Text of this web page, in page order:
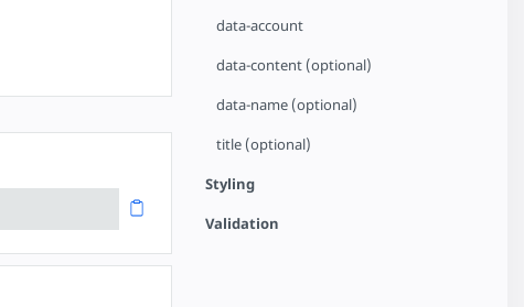
data-account
data-content (optional)
data-name (optional)
title (optional)
Styling
Validation